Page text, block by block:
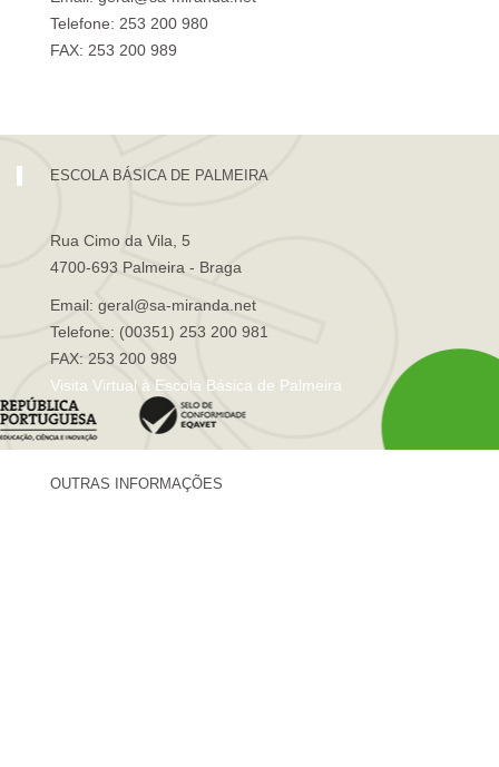
Telefone: 253 200 980
FAX: 253 200 989
ESCOLA BÁSICA DE PALMEIRA
Rua Cimo da Vila, 5
4700-693 Palmeira - Braga
Email: geral@sa-miranda.net
Telefone: (00351) 253 200 981
FAX: 253 200 989
Visita Virtual à Escola Básica de Palmeira
OUTRAS INFORMAÇÕES